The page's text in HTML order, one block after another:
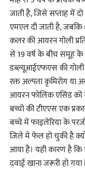
जाती है, जिसे सप्ताह में
एमएल दी जाती है, जबकि
कलर की आयरन गोली
से 19 वर्ष के बीच समूह
डब्ल्यूआईएफएस की गोली
रक्त अल्पता कृमिरोग या
आयरन फोलिक एसिड को
बच्चो की टीएएस एक
बच्चे में फाइलेरिया के
जिले मे फेल हो चुकी है
आया है। यही कारण है कि
दवाई खाना जरूरी हो गया